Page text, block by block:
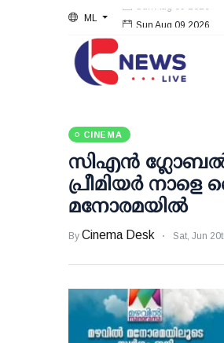
ML Sun Aug 09 2026
CINEMA
സിഎൻ ​ഗ്ലോബൽ
പ്രീമിയർ
മനോരമയിൽ
By Cinema Desk Sat, Jun